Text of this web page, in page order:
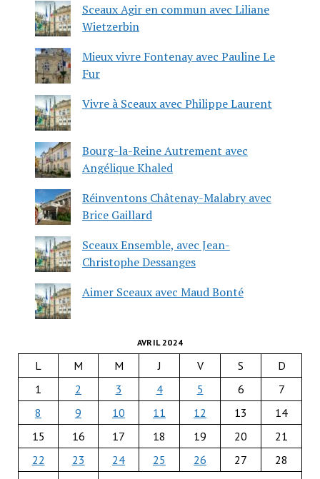
Sceaux Agir en commun avec Liliane
Wietzerbin
Mieux vivre Fontenay avec Pauline Le
Fur
Vivre à Sceaux avec Philippe Laurent
Bourg-la-Reine Autrement avec
Angélique Khaled
Réinventons Châtenay-Malabry avec
Brice Gaillard
Sceaux Ensemble, avec Jean-
Christophe Dessanges
Aimer Sceaux avec Maud Bonté
AVRIL 2024
L M M J V S
D
1
2 3 4 5 6
7
8
9 10 11 12 13
14
15
16 17 18 19 20
21
22
23 24 25 26 27
28